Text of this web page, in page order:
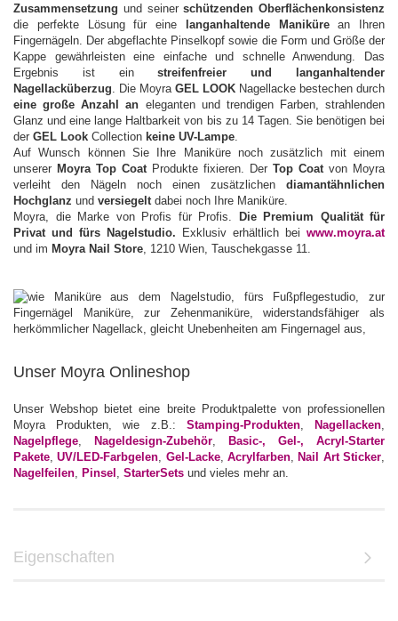
Zusammensetzung und seinerschützenden Oberflächenkonsistenz
die perfekte Lösung für eine langanhaltende Manikürean Ihren
Fingernägeln. Der abgeflachte Pinselkopf sowie die Form und Größe der
Kappe gewährleisten eine einfache und schnelle Anwendung. Das
Ergebnis ist einstreifenfreier und langanhaltender
Nagellacküberzug . Die Moyra GEL LOOK Nagellacke bestechen durch
eine große Anzahl an eleganten und trendigen Farben, strahlenden
Glanz und eine lange Haltbarkeit von bis zu 14 Tagen. Sie benötigen bei
der GEL Look Collection keine UV-Lampe
Auf Wunsch können Sie Ihre Maniküre noch zusätzlich mit einem
unserer Moyra Top Coat Produkte fixieren. Der Top Coat von Moyra
verleiht den Nägeln noch einen zusätzlichen diamantähnlichen
Hochglanz und versiegelt dabei noch Ihre Maniküre.
Moyra, die Marke von Profis für Profis. Die Premium Qualität für
Privat und fürs Nagelstudio. Exklusiv erhältlich bei www.moyra.at
und im Moyra Nail Store , 1210 Wien, Tauschekgasse 11.
Unser Moyra Onlineshop
Unser Webshop bietet eine breite Produktpalette von professionellen
Moyra Produkten, wie z.B.: Stamping-Produkten, Nagellacken
Nagelpflege
Nageldesign-Zubehör
Basic-, Gel-, Acryl-Starter
Pakete ,UV/LED-Farbgelen Gel-Lacke,Acrylfarben ,Nail Art Sticker
Nagelfeilen Pinsel StarterSets und vieles mehr an.
Eigenschaften